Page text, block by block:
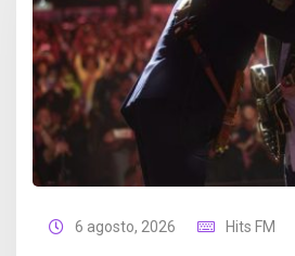
6 agosto, 2026 Hits FM